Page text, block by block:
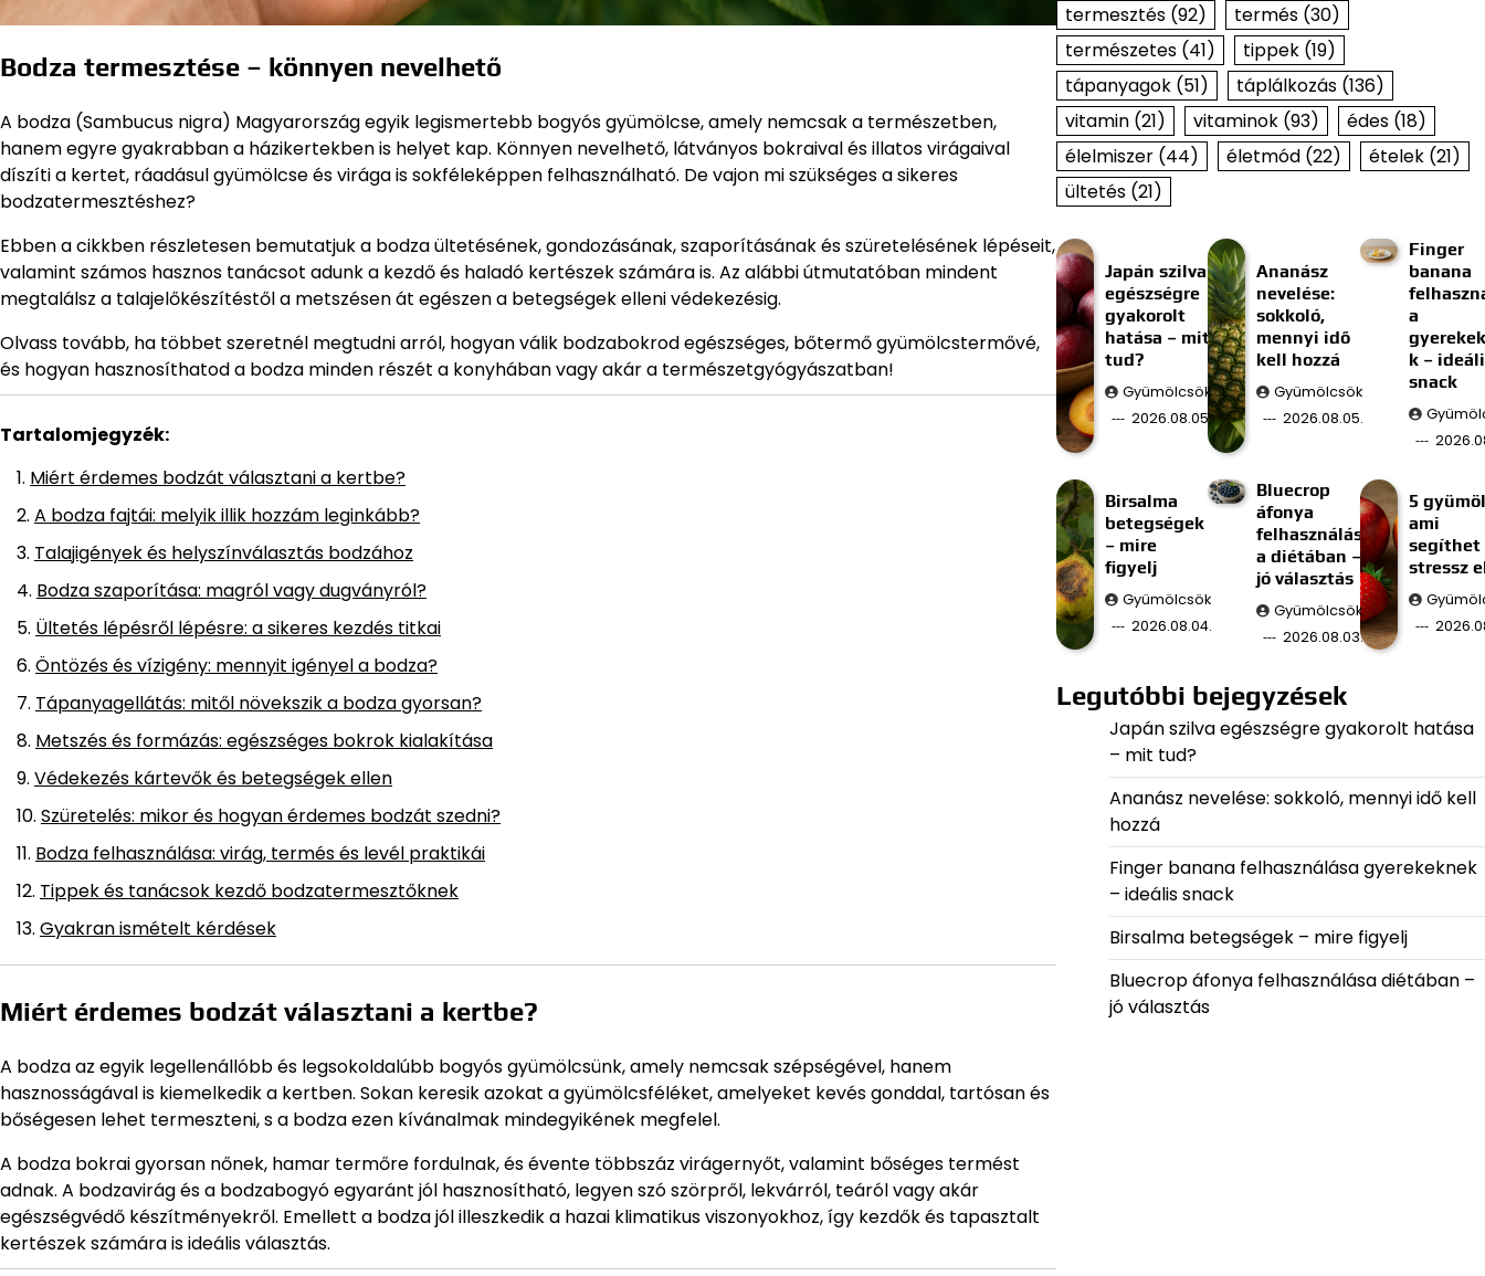
Bodza termesztése – könnyen nevelhető
A bodza (Sambucus nigra) Magyarország egyik legismertebb bogyós gyümölcse, amely nemcsak a természetben,
hanem egyre gyakrabban a házikertekben is helyet kap. Könnyen nevelhető, látványos bokraival és illatos virágaival
díszíti a kertet, ráadásul gyümölcse és virága is sokféleképpen felhasználható. De vajon mi szükséges a sikeres
bodzatermesztéshez?
Ebben a cikkben részletesen bemutatjuk a bodza ültetésének, gondozásának, szaporításának és szüretelésének lépéseit,
valamint számos hasznos tanácsot adunk a kezdő és haladó kertészek számára is. Az alábbi útmutatóban mindent
megtalálsz a talajelőkészítéstől a metszésen át egészen a betegségek elleni védekezésig.
Olvass tovább, ha többet szeretnél megtudni arról, hogyan válik bodzabokrod egészséges, bőtermő gyümölcstermővé,
és hogyan hasznosíthatod a bodza minden részét a konyhában vagy akár a természetgyógyászatban!
Tartalomjegyzék:
Miért érdemes bodzát választani a kertbe?
A bodza fajtái: melyik illik hozzám leginkább?
Talajigények és helyszínválasztás bodzához
Bodza szaporítása: magról vagy dugványról?
Ültetés lépésről lépésre: a sikeres kezdés titkai
Öntözés és vízigény: mennyit igényel a bodza?
Tápanyagellátás: mitől növekszik a bodza gyorsan?
Metszés és formázás: egészséges bokrok kialakítása
Védekezés kártevők és betegségek ellen
Szüretelés: mikor és hogyan érdemes bodzát szedni?
Bodza felhasználása: virág, termés és levél praktikái
Tippek és tanácsok kezdő bodzatermesztőknek
Gyakran ismételt kérdések
Miért érdemes bodzát választani a kertbe?
A bodza az egyik legellenállóbb és legsokoldalúbb bogyós gyümölcsünk, amely nemcsak szépségével, hanem
hasznosságával is kiemelkedik a kertben. Sokan keresik azokat a gyümölcsféléket, amelyeket kevés gonddal, tartósan és
bőségesen lehet termeszteni, s a bodza ezen kívánalmak mindegyikének megfelel.
A bodza bokrai gyorsan nőnek, hamar termőre fordulnak, és évente többszáz virágernyőt, valamint bőséges termést
adnak. A bodzavirág és a bodzabogyó egyaránt jól hasznosítható, legyen szó szörpről, lekvárról, teáról vagy akár
egészségvédő készítményekről. Emellett a bodza jól illeszkedik a hazai klimatikus viszonyokhoz, így kezdők és tapasztalt
kertészek számára is ideális választás.
termesztés(92) termés(30)
természetes(41) tippek(19)
tápanyagok(51) táplálkozás(136)
vitamin(21) vitaminok(93) édes(18)
élelmiszer(44) életmód(22) ételek(21)
ültetés(21)
Japán szilva
egészségre
gyakorolt
hatása – mit
tud?
Gyümölcsök
2026.08.05.
Ananász
nevelése:
sokkoló,
mennyi idő
kell hozzá
Gyümölcsök
2026.08.05.
Finger
banana
a
k –
snack
Birsalma
betegségek
– mire
figyelj
Gyümölcsök
2026.08.04.
Bluecrop
áfonya
felhasználás
a diétában –
jó választás
Gyümölcsök
2026.08.03.
5
ami
segíthet
stressz
Legutóbbi bejegyzések
Japán szilva egészségre gyakorolt hatása
– mit tud?
Ananász nevelése: sokkoló, mennyi idő kell
hozzá
Finger banana felhasználása gyerekeknek
– ideális snack
Birsalma betegségek – mire figyelj
Bluecrop áfonya felhasználása diétában –
jó választás